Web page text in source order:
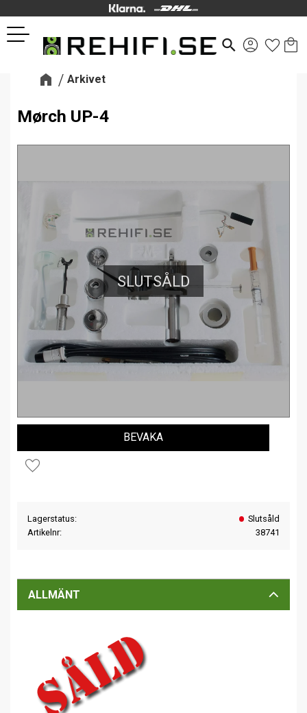
Meny
search
Arkivet
Mørch UP-4
SLUTSÅLD
Lägg till i favoriter
BEVAKA
Lagerstatus
Slutsåld
Artikelnr
38741
ALLMÄNT